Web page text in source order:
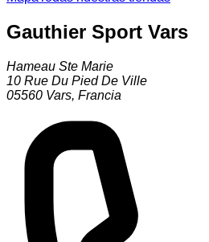
Gauthier Sport Vars
Hameau Ste Marie
10 Rue Du Pied De Ville
05560 Vars, Francia